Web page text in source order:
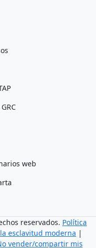
web
reservados. Política
esclavitud moderna |
vender/compartir mis